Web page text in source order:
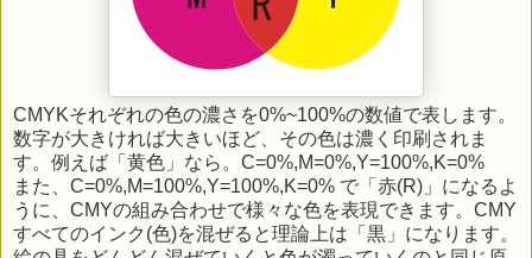
CMYKそれぞれの色の濃さを0%~100%の数値で表します。
数字が大きければ大きいほど、その色は濃く印刷されま
す。例えば「黄色」なら。C=0%,M=0%,Y=100%,K=0%
また、C=0%,M=100%,Y=100%,K=0% で「赤(R)」になるよ
うに、CMYの組み合わせで様々な色を表現できます。CMY
すべてのインク(色)を混ぜると理論上は「黒」になります。